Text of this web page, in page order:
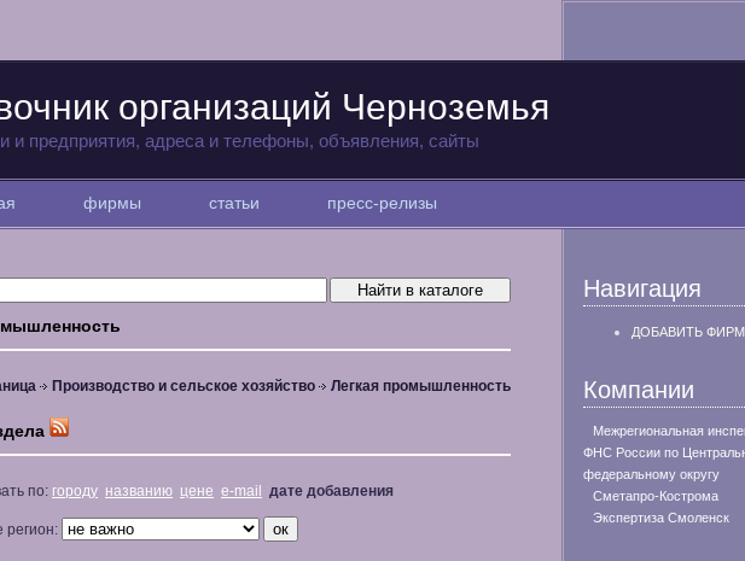
организаций Черноземья
и предприятия, адреса и телефоны, объявления, сайты
фирмы статьи пресс-релизы
Производство и сельское хозяйство Легкая промышленность
по: городу названию цене e-mail дате добавления
регион:
Навигация
ДОБАВИТЬ
Компании
Межрегиональная
ФНС России по
федеральному округу
Сметапро-Кострома
Экспертиза Смоленск